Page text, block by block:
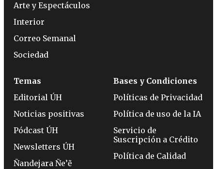
Arte y Espectáculos
Interior
Correo Semanal
Sociedad
Temas
Editorial ÚH
Noticias positivas
Pódcast ÚH
Newsletters ÚH
Ñandejara Ñe’ẽ
Bases y Condiciones
Políticas de Privacidad
Política de uso de la IA
Servicio de
Suscripción a Crédito
Política de Calidad